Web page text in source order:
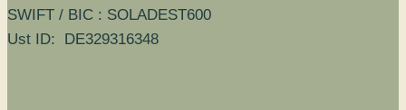
SWIFT / BIC : SOLADEST600
Ust ID: DE329316348